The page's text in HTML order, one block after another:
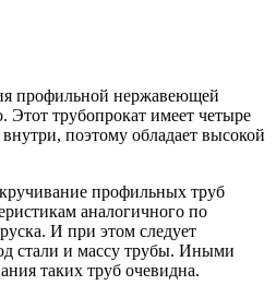
профильной нержавеющей
Этот трубопрокат имеет четыре
поэтому обладает высокой
профильных труб
аналогичного по
И при этом следует
стали и массу трубы. Иными
таких труб очевидна.